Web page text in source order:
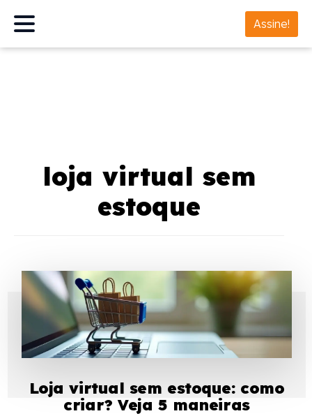
Assine!
loja virtual sem
estoque
Loja virtual sem estoque: como
criar? Veja 5 maneiras